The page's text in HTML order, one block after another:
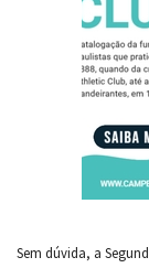
Sem dúvida, a